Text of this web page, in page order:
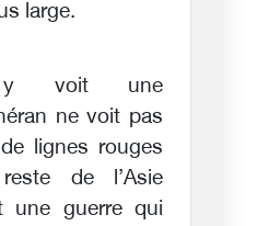
large.
y voit une
ne voit pas
lignes rouges
de l’Asie
une guerre qui